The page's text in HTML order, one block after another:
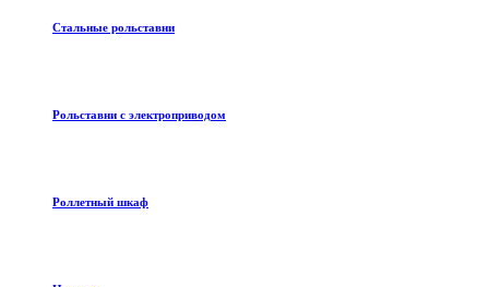
Стальные рольставни
Рольставни с электроприводом
Роллетный шкаф